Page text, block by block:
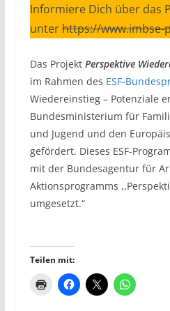
Informiere Dich über das
unterhttps://www.imbse-
Das Projekt Perspektive
im Rahmen des ESF-
Wiedereinstieg – Potenziale
Bundesministerium für
und Jugend und den
gefördert. Dieses ESF-
mit der Bundesagentur für
Aktionsprogramms
umgesetzt.“
Teilen mit: